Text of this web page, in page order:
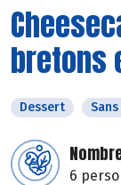
bretons
Dessert
6